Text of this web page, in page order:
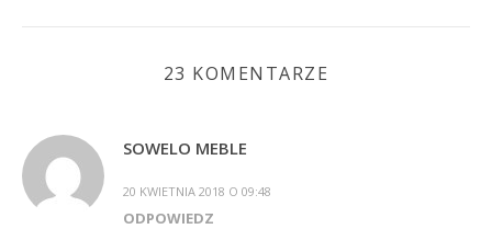
23 KOMENTARZE
SOWELO MEBLE
20 KWIETNIA 2018 O 09:48
ODPOWIEDZ